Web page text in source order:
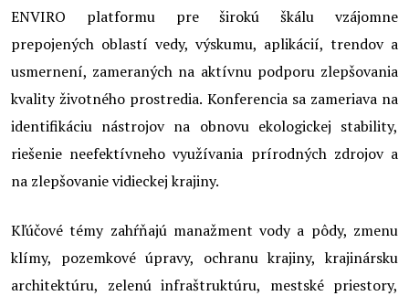
ENVIRO platformu pre širokú škálu vzájomne
prepojených oblastí vedy, výskumu, aplikácií, trendov a
usmernení, zameraných na aktívnu podporu zlepšovania
kvality životného prostredia. Konferencia sa zameriava na
identifikáciu nástrojov na obnovu ekologickej stability,
riešenie neefektívneho využívania prírodných zdrojov a
na zlepšovanie vidieckej krajiny.
Kľúčové témy zahŕňajú manažment vody a pôdy, zmenu
klímy, pozemkové úpravy, ochranu krajiny, krajinársku
architektúru, zelenú infraštruktúru, mestské priestory,